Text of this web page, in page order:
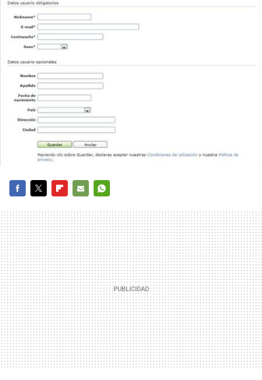
MAIL